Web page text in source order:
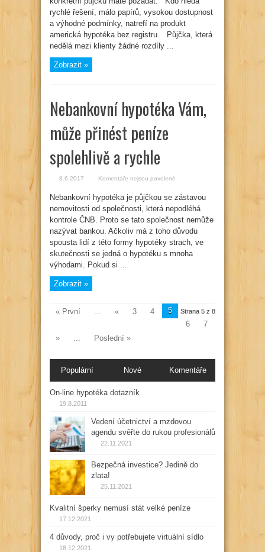
rejstříky
dlužníků
půjčku
nezastaví
rychlé řešení, málo papírů, vysokou dostupnost
a výhodné podmínky, natrefí na produkt
americká hypotéka bez registru. Půjčka, která
nedělá mezi klienty žádné rozdíly ...
Zobrazit »
Nebankovní hypotéka Vám,
může přinést peníze
spolehlivě a rychle
8.6.2017 Komentáře nejsou povolené
názvem
hypotéka
Vám,
může
přinést
spolehlivě
rychle
Nebankovní hypotéka je půjčkou se zástavou
nemovitosti od společnosti, která nepodléhá
kontrole ČNB. Proto se tato společnost nemůže
nazývat bankou. Ačkoliv má z toho důvodu
spousta lidí z této formy hypotéky strach, ve
skutečnosti se jedná o hypotéku s mnoha
výhodami. Pokud si ...
Zobrazit »
Strana 5 z 8
« První ... « 3 4
5
6
7
»
... Poslední »
Populární Nové Komentáře
On-line hypotéka dotazník
19.8.2011
Vedení účetnictví a mzdovou
agendu svěřte do rukou profesionálů
22.11.2021
Bezpečná investice? Jedině do
zlata!
25.11.2021
Kvalitní šperky nemusí stát velké peníze
17.12.2021
4 důvody, proč i vy potřebujete virtuální sídlo
18.12.2021